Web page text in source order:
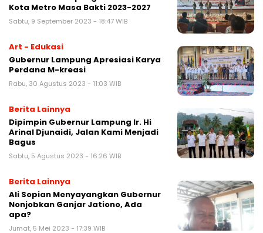
Kota Metro Masa Bakti 2023-2027
Sabtu, 9 September 2023 - 18:47 WIB
Art - Edukasi
Gubernur Lampung Apresiasi Karya
Perdana M-kreasi
Rabu, 30 Agustus 2023 - 11:03 WIB
Berita Lainnya
Dipimpin Gubernur Lampung Ir. Hi
Arinal Djunaidi, Jalan Kami Menjadi
Bagus
Sabtu, 5 Agustus 2023 - 16:26 WIB
Berita Lainnya
Ali Sopian Menyayangkan Gubernur
Nonjobkan Ganjar Jationo, Ada
apa?
Jumat, 5 Mei 2023 - 17:39 WIB